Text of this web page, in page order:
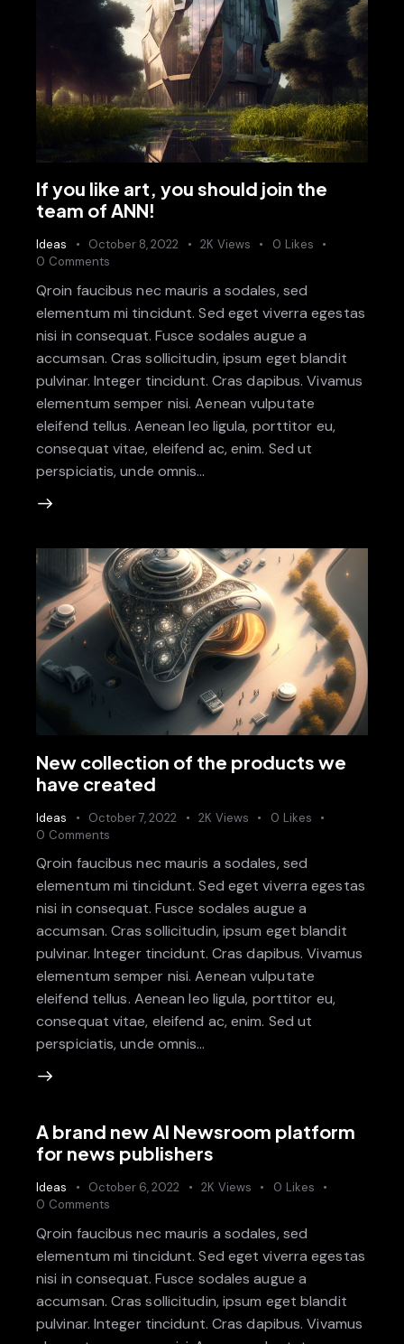
If you like art, you should join the
team of ANN!
Ideas October 8, 2022 2K Views 0 Likes
0 Comments
Qroin faucibus nec mauris a sodales, sed
elementum mi tincidunt. Sed eget viverra egestas
nisi in consequat. Fusce sodales augue a
accumsan. Cras sollicitudin, ipsum eget blandit
pulvinar. Integer tincidunt. Cras dapibus. Vivamus
elementum semper nisi. Aenean vulputate
eleifend tellus. Aenean leo ligula, porttitor eu,
consequat vitae, eleifend ac, enim. Sed ut
perspiciatis, unde omnis…
New collection of the products we
have created
Ideas October 7, 2022 2K Views 0 Likes
0 Comments
Qroin faucibus nec mauris a sodales, sed
elementum mi tincidunt. Sed eget viverra egestas
nisi in consequat. Fusce sodales augue a
accumsan. Cras sollicitudin, ipsum eget blandit
pulvinar. Integer tincidunt. Cras dapibus. Vivamus
elementum semper nisi. Aenean vulputate
eleifend tellus. Aenean leo ligula, porttitor eu,
consequat vitae, eleifend ac, enim. Sed ut
perspiciatis, unde omnis…
A brand new AI Newsroom platform
for news publishers
Ideas October 6, 2022 2K Views 0 Likes
0 Comments
Qroin faucibus nec mauris a sodales, sed
elementum mi tincidunt. Sed eget viverra egestas
nisi in consequat. Fusce sodales augue a
accumsan. Cras sollicitudin, ipsum eget blandit
pulvinar. Integer tincidunt. Cras dapibus. Vivamus